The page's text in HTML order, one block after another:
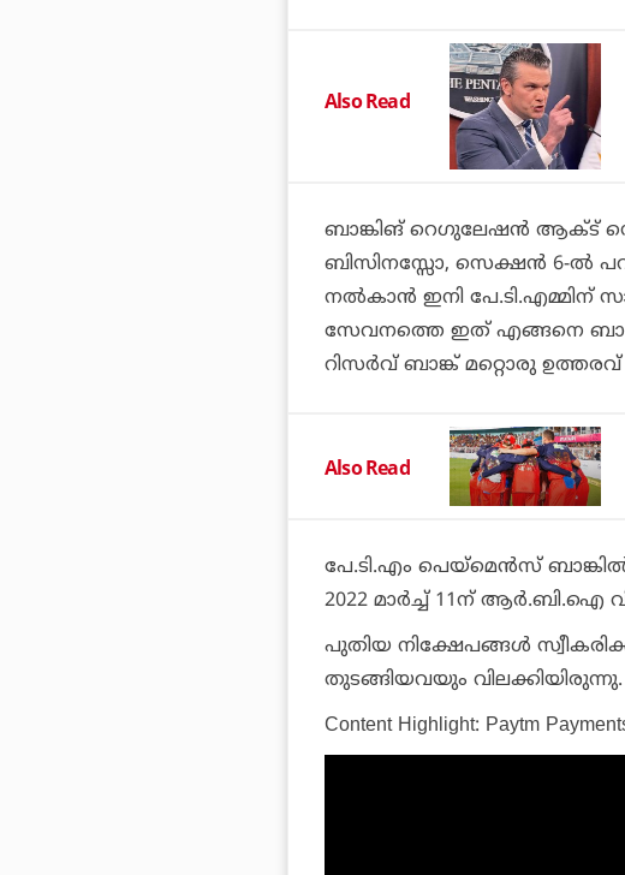
Also Read
ബാങ്കിങ് റെഗുലേഷന്‍ ആക്ട്
ബിസിനസ്സോ, സെക്ഷന്‍ 6-ല്‍
നല്‍കാന്‍ ഇനി പേ.ടി.എമ്മിന്
സേവനത്തെ ഇത് എങ്ങനെ
റിസര്‍വ് ബാങ്ക് മറ്റൊരു ഉത്തരവ്
Also Read
പേ.ടി.എം പെയ്‌മെന്‍സ്
2022 മാര്‍ച്ച് 11ന് ആര്‍.ബി.ഐ
പുതിയ നിക്ഷേപങ്ങള്‍
തുടങ്ങിയവയും വിലക്കിയിരുന്നു.
Content Highlight: Paytm